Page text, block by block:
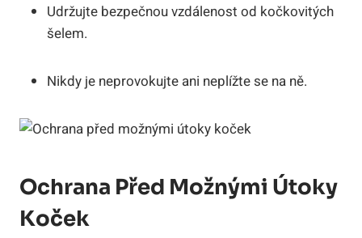
Udržujte bezpečnou vzdálenost od kočkovitých
šelem.
Nikdy je neprovokujte ani neplížte se na ně.
Ochrana Před Možnými Útoky
Koček